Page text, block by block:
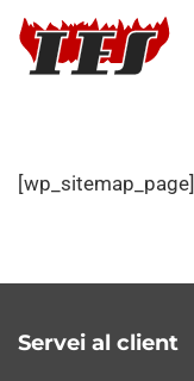
Mapa
web
[wp_sitemap_page]
Servei al client